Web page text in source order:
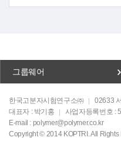
그룹웨어
한국고분자시험연구소㈜
02633
대표자 : 박기홍
사업자등록번호 :
E-mail : polymer@polymer.co.kr
Copyright © 2014 KOPTRI. All Rights